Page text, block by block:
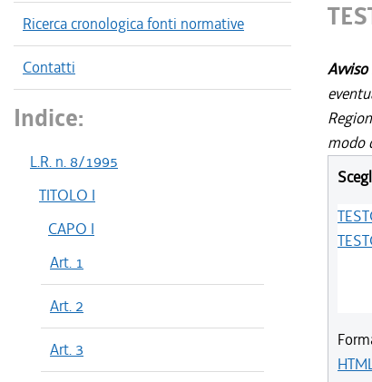
Ricerca cronologica fonti normative
Contatti
Indice:
L.R. n. 8/1995
TITOLO I
CAPO I
Art. 1
Art. 2
Art. 3
modo